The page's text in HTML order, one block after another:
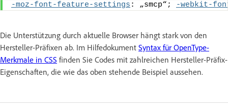
-moz-font-feature-settings : „smcp“; -webkit-
Die Unterstützung durch aktuelle Browser hängt stark von den
Hersteller-Präfixen ab. Im Hilfedokument Syntax für OpenType-
Merkmale in CSS finden Sie Codes mit zahlreichen Hersteller-Präfix-
Eigenschaften, die wie das oben stehende Beispiel aussehen.